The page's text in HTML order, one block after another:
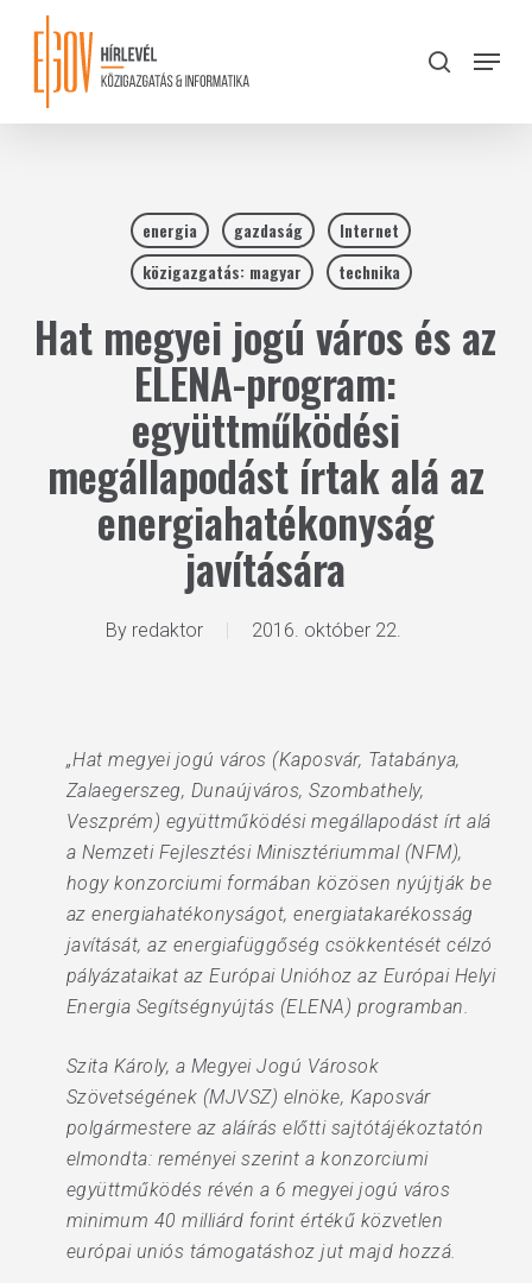
content
search
Menu
energia gazdaság
Internet
közigazgatás: magyar
technika
Hat megyei jogú város és az
ELENA-program:
együttműködési
megállapodást írtak alá az
energiahatékonyság
javítására
By redaktor 2016. október 22.
„Hat megyei jogú város (Kaposvár, Tatabánya,
Zalaegerszeg, Dunaújváros, Szombathely,
Veszprém) együttműködési megállapodást írt alá
a Nemzeti Fejlesztési Minisztériummal (NFM),
hogy konzorciumi formában közösen nyújtják be
az energiahatékonyságot, energiatakarékosság
javítását, az energiafüggőség csökkentését célzó
pályázataikat az Európai Unióhoz az Európai Helyi
Energia Segítségnyújtás (ELENA) programban.
Szita Károly, a Megyei Jogú Városok
Szövetségének (MJVSZ) elnöke, Kaposvár
polgármestere az aláírás előtti sajtótájékoztatón
elmondta: reményei szerint a konzorciumi
együttműködés révén a 6 megyei jogú város
minimum 40 milliárd forint értékű közvetlen
európai uniós támogatáshoz jut majd hozzá.
Close